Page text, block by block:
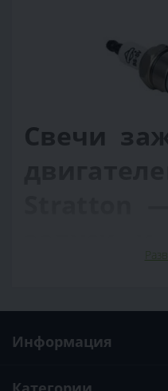
Свечи
это ключевые
экономичность
стабильную искру,
Информация